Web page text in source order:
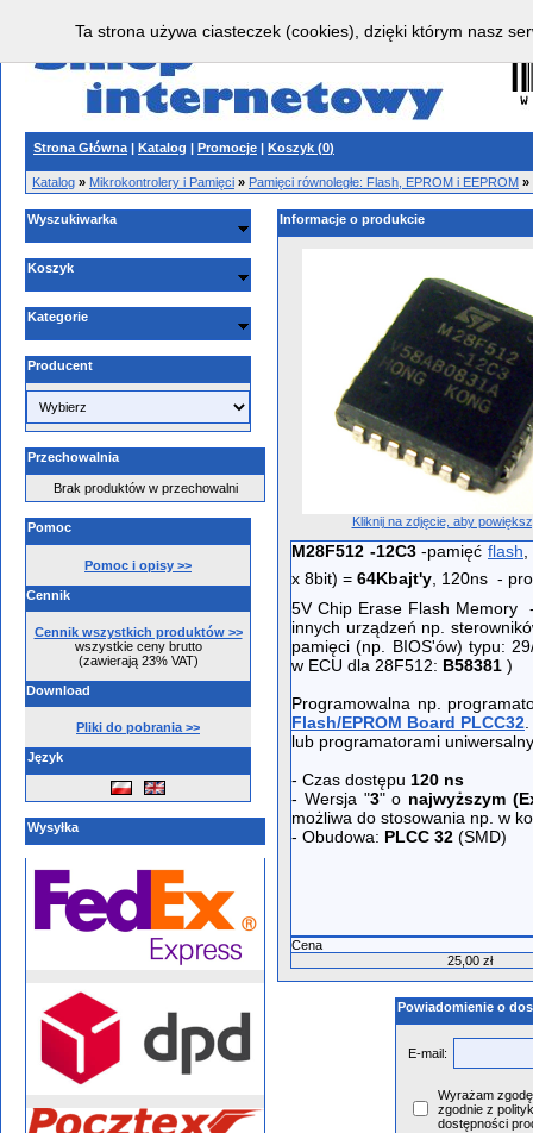
Strona Główna | Katalog | Promocje | Koszyk (0)
Katalog » Mikrokontrolery i Pamięci » Pamięci równoległe: Flash, EPROM i EEPROM »
Wyszukiwarka
Koszyk
Kategorie
Producent
Przechowalnia
Brak produktów w przechowalni
Pomoc
Pomoc i opisy >>
Cennik
Cennik wszystkich produktów >>
wszystkie ceny brutto
(zawierają 23% VAT)
Download
Pliki do pobrania >>
Język
Wysyłka
Informacje o produkcie
Kliknij na zdjęcie, aby
M28F512 -12C3-pamięćflash
x 8bit) = 64Kbajt'y , 120ns -
5V Chip Erase Flash Memory
innych urządzeń np.
pamięci (np. BIOS'ów) typu:
w ECU dla 28F512: B58381 )
Programowalna np.
Flash/EPROM Board PLCC32
lub programatorami
- Czas dostępu 120 ns
- Wersja "3" o najwyższym
możliwa do stosowania np. w
- Obudowa: PLCC 32 (SMD)
Cena
25,00 zł
Powiadomienie o
E-mail:
Wyrażam
zgodnie z
dostępności
Ta strona używa ciasteczek (cookies), dzięki którym nasz